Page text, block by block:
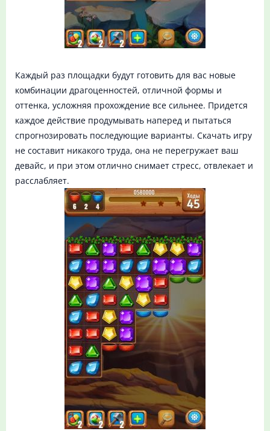
Каждый раз площадки будут готовить для вас новые
комбинации драгоценностей, отличной формы и
оттенка, усложняя прохождение все сильнее. Придется
каждое действие продумывать наперед и пытаться
спрогнозировать последующие варианты. Скачать игру
не составит никакого труда, она не перегружает ваш
девайс, и при этом отлично снимает стресс, отвлекает и
расслабляет.